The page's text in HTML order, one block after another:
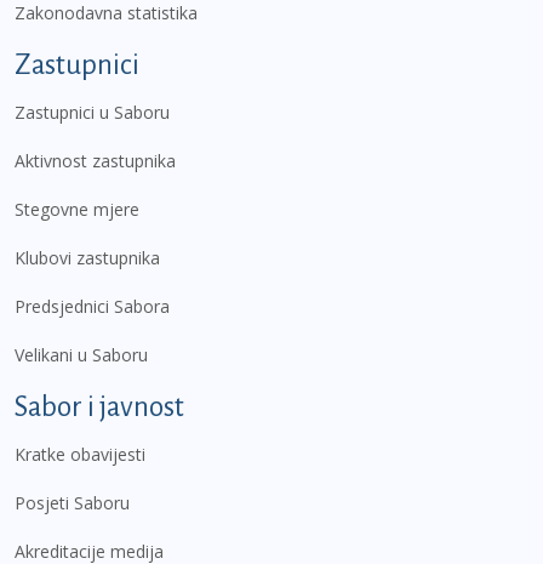
Zakonodavna statistika
Zastupnici
Zastupnici u Saboru
Aktivnost zastupnika
Stegovne mjere
Klubovi zastupnika
Predsjednici Sabora
Velikani u Saboru
Sabor i javnost
Kratke obavijesti
Posjeti Saboru
Akreditacije medija